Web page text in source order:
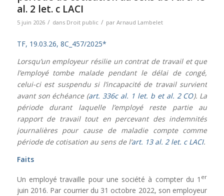
al. 2 let. c LACI
5 juin 2026 / dans Droit public / par Arnaud Lambelet
TF, 19.03.26, 8C_457/2025*
Lorsqu’un employeur résilie un contrat de travail et que
l’employé tombe malade pendant le délai de congé,
celui-ci est suspendu si l’incapacité de travail survient
avant son échéance (art. 336c al. 1 let. b et al. 2 CO). La
période durant laquelle l’employé reste partie au
rapport de travail tout en percevant des indemnités
journalières pour cause de maladie compte comme
période de cotisation au sens de l’art. 13 al. 2 let. c LACI.
Faits
Un employé travaille pour une société à compter du 1 er
juin 2016. Par courrier du 31 octobre 2022, son employeur